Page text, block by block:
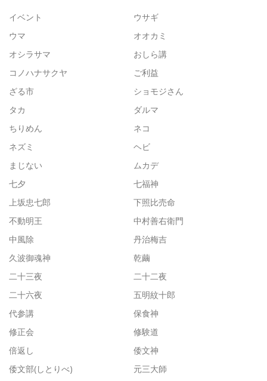
イベント
ウサギ
ウマ
オオカミ
オシラサマ
おしら講
コノハナサクヤ
ご利益
ざる市
ショモジさん
タカ
ダルマ
ちりめん
ネコ
ネズミ
ヘビ
まじない
ムカデ
七夕
七福神
上坂忠七郎
下照比売命
不動明王
中村善右衛門
中風除
丹治梅吉
久波御魂神
乾繭
二十三夜
二十二夜
二十六夜
五明紋十郎
代参講
保食神
修正会
修験道
倍返し
倭文神
倭文部(しとりべ)
元三大師